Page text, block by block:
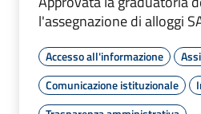
l'assegnazione di alloggi
Accesso all'informazione
Comunicazione istituzionale